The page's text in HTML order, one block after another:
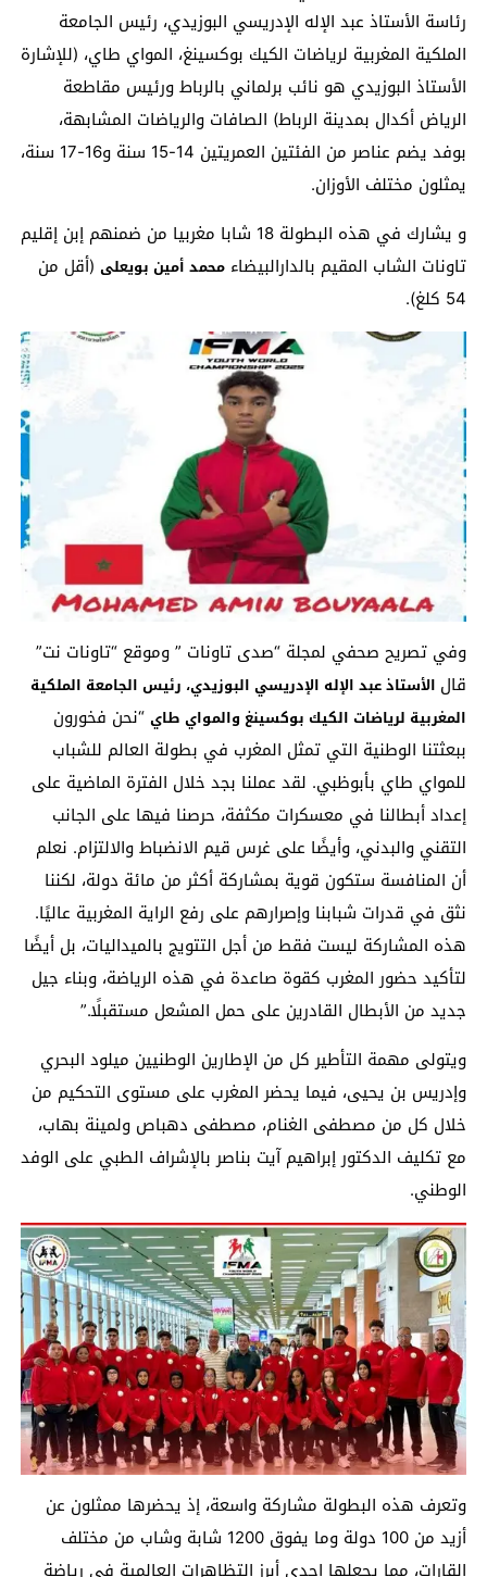
رئاسة الأستاذ عبد الإله الإدريسي البوزيدي، رئيس الجامعة
الملكية المغربية لرياضات الكيك بوكسينغ، المواي طاي، (للإشارة
الأستاذ البوزيدي هو نائب برلماني بالرباط ورئيس مقاطعة
الرياض أكدال بمدينة الرباط) الصافات والرياضات المشابهة،
بوفد يضم عناصر من الفئتين العمريتين 14-15 سنة و16-17 سنة،
يمثلون مختلف الأوزان.
و يشارك في هذه البطولة 18 شابا مغربيا من ضمنهم إبن إقليم
تاونات الشاب المقيم بالدارالبيضاء محمد أمين بويعلى(أقل من
54 كلغ).
وفي تصريح صحفي لمجلة “صدى تاونات ” وموقع “تاونات نت”
قال الأستاذ عبد الإله الإدريسي البوزيدي، رئيس الجامعة الملكية
المغربية لرياضات الكيك بوكسينغ والمواي طاي“نحن فخورون
ببعثتنا الوطنية التي تمثل المغرب في بطولة العالم للشباب
للمواي طاي بأبوظبي. لقد عملنا بجد خلال الفترة الماضية على
إعداد أبطالنا في معسكرات مكثفة، حرصنا فيها على الجانب
التقني والبدني، وأيضًا على غرس قيم الانضباط والالتزام. نعلم
أن المنافسة ستكون قوية بمشاركة أكثر من مائة دولة، لكننا
نثق في قدرات شبابنا وإصرارهم على رفع الراية المغربية عاليًا.
هذه المشاركة ليست فقط من أجل التتويج بالميداليات، بل أيضًا
لتأكيد حضور المغرب كقوة صاعدة في هذه الرياضة، وبناء جيل
جديد من الأبطال القادرين على حمل المشعل مستقبلًا.”
ويتولى مهمة التأطير كل من الإطارين الوطنيين ميلود البحري
وإدريس بن يحيى، فيما يحضر المغرب على مستوى التحكيم من
خلال كل من مصطفى الغنام، مصطفى دهباص ولمينة بهاب،
مع تكليف الدكتور إبراهيم آيت بناصر بالإشراف الطبي على الوفد
الوطني.
وتعرف هذه البطولة مشاركة واسعة، إذ يحضرها ممثلون عن
أزيد من 100 دولة وما يفوق 1200 شابة وشاب من مختلف
القارات، مما يجعلها إحدى أبرز التظاهرات العالمية في رياضة